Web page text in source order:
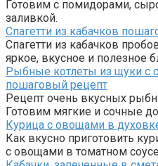
Готовим с помидорами,
заливкой.
Спагетти из кабачков
Спагетти из кабачков
яркое, вкусное и полезное
Рыбные котлеты из щуки с
пошаговый рецепт
Рецепт очень вкусных
Готовим мягкие и сочные
Курица с овощами в
Как вкусно приготовить
с овощами в томатном